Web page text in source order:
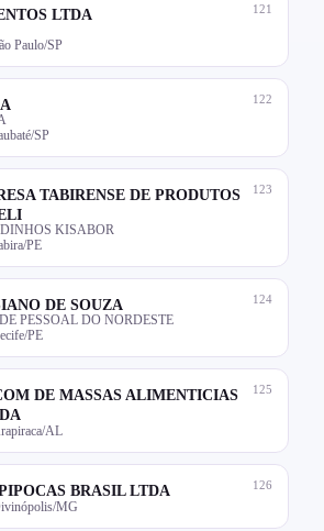
121
LTDA
Paulo/SP
122
SP
123
TABIRENSE DE PRODUTOS
KISABOR
PE
124
DE SOUZA
PESSOAL DO NORDESTE
PE
125
DE MASSAS ALIMENTICIAS
AL
126
BRASIL LTDA
MG